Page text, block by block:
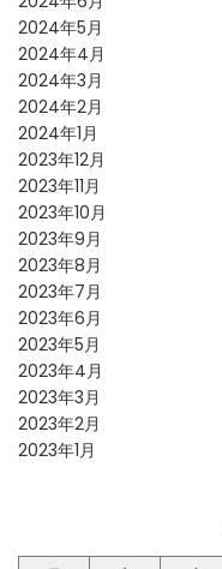
2024年5月
2024年4月
2024年3月
2024年2月
2024年1月
2023年12月
2023年11月
2023年10月
2023年9月
2023年8月
2023年7月
2023年6月
2023年5月
2023年4月
2023年3月
2023年2月
2023年1月